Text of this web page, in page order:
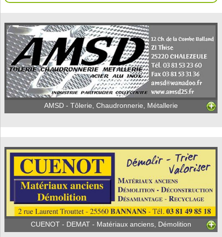
AMSD - Tôlerie, Chaudronnerie, Métallerie
CUENOT - DEMAT - Matériaux anciens, Démolition